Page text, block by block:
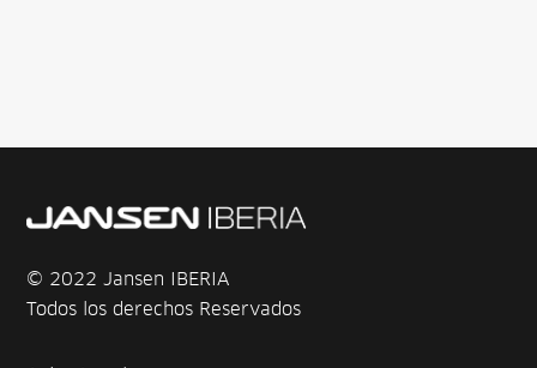
© 2022 Jansen IBERIA
Todos los derechos Reservados